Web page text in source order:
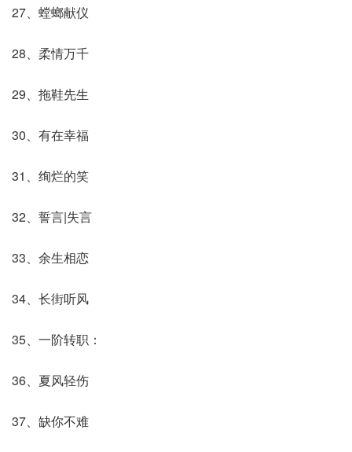
27、螳螂献仪
28、柔情万千
29、拖鞋先生
30、有在幸福
31、绚烂的笑
32、誓言|失言
33、余生相恋
34、长街听风
35、一阶转职：
36、夏风轻伤
37、缺你不难